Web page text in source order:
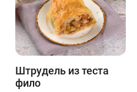
Штрудель из теста
фило